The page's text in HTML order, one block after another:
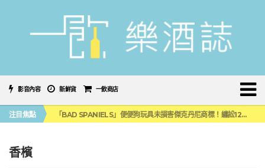
影音內容 新鮮貨 一飲商店
注目焦點
三得利六ROKU琴酒旬系列「柚子雪見」限量登場！首款罐裝GIN SODA 10月同步上市
「BAD SPANIELS」便便狗玩具未損害傑克丹尼商標！纏訟12年官司再次逆轉
麥卡倫 THE HARMONY COLLECTION 第六版最終章 -《椰風煖韻》
香檳